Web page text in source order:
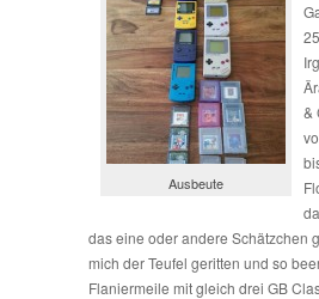
Ausbeute
&
das eine oder andere Schätzchen
mich der Teufel geritten und so
Flaniermeile mit gleich drei GB